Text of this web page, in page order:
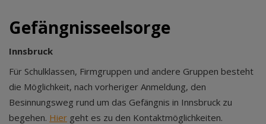
Gefängnisseelsorge
Innsbruck
Für Schulklassen, Firmgruppen und andere Gruppen besteht
die Möglichkeit, nach vorheriger Anmeldung, den
Besinnungsweg rund um das Gefängnis in Innsbruck zu
begehen. Hier geht es zu den Kontaktmöglichkeiten.